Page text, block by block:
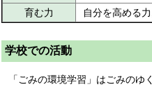
育む力
自分を高める
学校での活動
「ごみの環境学習」はごみの